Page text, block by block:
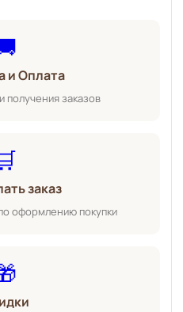
и Оплата
получения заказов
заказ
оформлению покупки